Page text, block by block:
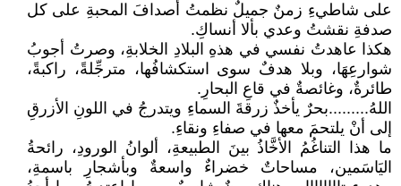
على شاطيءِ زمنٌ جميلٌ نظمتُ أصدافَ المحبةِ على كل
صدفةِ نقشتُ وعدي بألا أنساكِ.
هكذا عاهدتُ نفسي في هذهِ البلادِ الخلابةِ، وصرتُ أجوبُ
شوارعِهَا، وبلا هدفٌ سوى استكشافُها، مترجِّلةً، راكبةً،
طائرةٌ، وغائصةٌ في قاعِ البحارِ.
اللهُ.........بحرٌ يأخذٌ زرقةَ السماءِ ويتدرجُ في اللونِ الأزرقِ
إلى أنْ يلتحمَ معها في صفاءِ ونقاءِ.
ما هذا التناغُمُ الأخَّاذُ بينَ الطبيعةِ، ألوانُ الورودِ، رائحةُ
اليَاسَمين، مساحاتٌ خضراءٌ واسعةٌ وبأشجارِ باسمةِ،